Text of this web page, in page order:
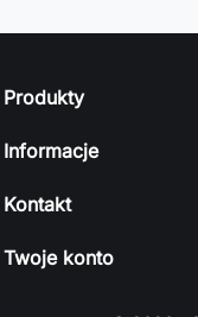
Produkty
Informacje
Kontakt
Twoje konto